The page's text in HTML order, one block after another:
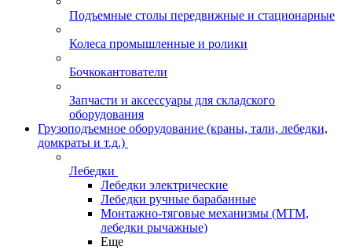
Подъемные столы передвижные и стационарные
Колеса промышленные и ролики
Бочкокантователи
Запчасти и аксессуары для складского
оборудования
Грузоподъемное оборудование (краны, тали, лебедки,
домкраты и т.д.)
Лебедки
Лебедки электрические
Лебедки ручные барабанные
Монтажно-тяговые механизмы (МТМ,
лебедки рычажные)
Еще